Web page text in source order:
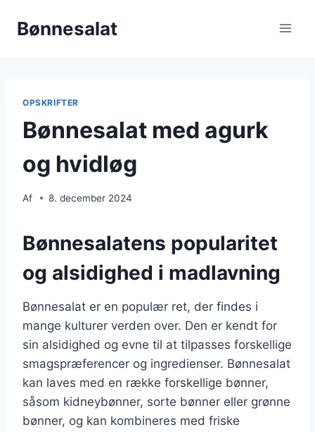
Bønnesalat
OPSKRIFTER
Bønnesalat med agurk
og hvidløg
Af 8. december 2024
Bønnesalatens popularitet
og alsidighed i madlavning
Bønnesalat er en populær ret, der findes i
mange kulturer verden over. Den er kendt for
sin alsidighed og evne til at tilpasses forskellige
smagspræferencer og ingredienser. Bønnesalat
kan laves med en række forskellige bønner,
såsom kidneybønner, sorte bønner eller grønne
bønner, og kan kombineres med friske